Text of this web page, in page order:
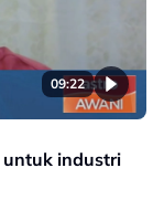
09:22
untuk industri